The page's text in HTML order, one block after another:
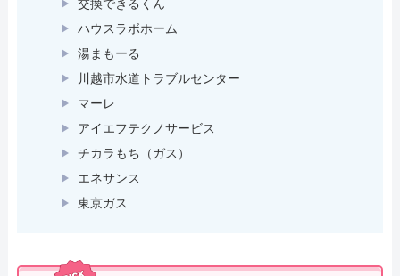
交換できるくん
ハウスラボホーム
湯まもーる
川越市水道トラブルセンター
マーレ
アイエフテクノサービス
チカラもち（ガス）
エネサンス
東京ガス